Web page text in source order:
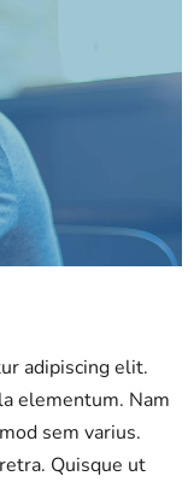
adipiscing elit.
elementum. Nam
sem varius.
Quisque ut